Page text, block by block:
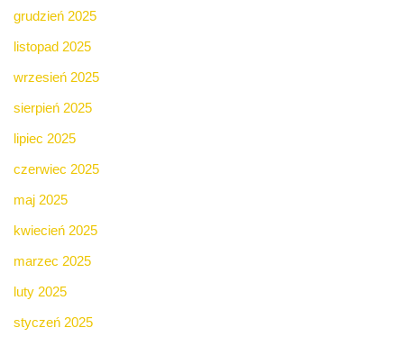
grudzień 2025
listopad 2025
wrzesień 2025
sierpień 2025
lipiec 2025
czerwiec 2025
maj 2025
kwiecień 2025
marzec 2025
luty 2025
styczeń 2025